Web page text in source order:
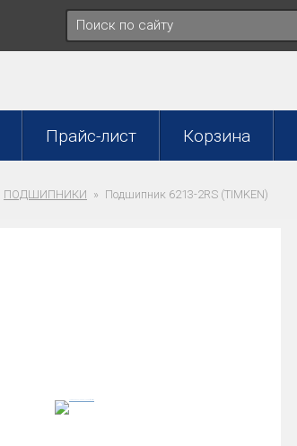
Прайс-лист Корзина
ПОДШИПНИКИ Подшипник 6213-2RS (TIMKEN)